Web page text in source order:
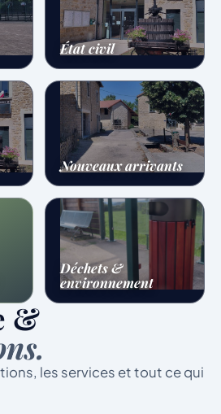
État civil
Nouveaux arrivants
Déchets &
environnement
&
les services et tout ce qui